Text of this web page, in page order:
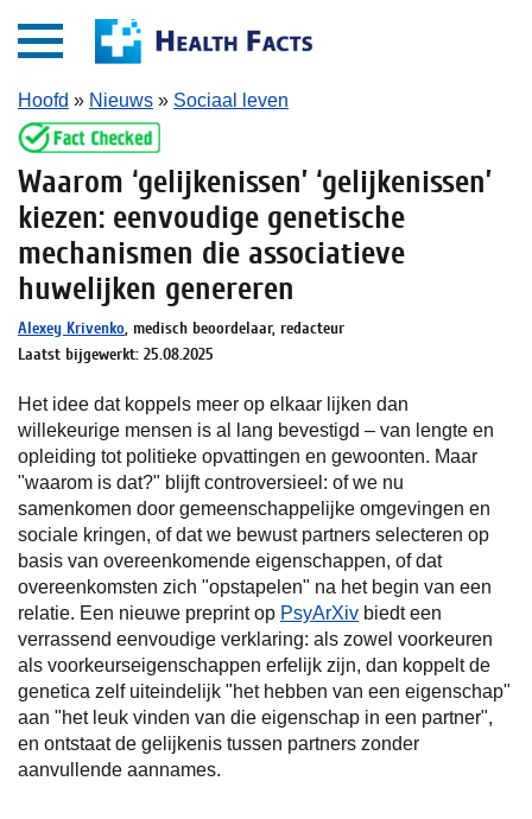
Hoofd » Nieuws » Sociaal leven
Waarom ‘gelijkenissen’ ‘gelijkenissen’
kiezen: eenvoudige genetische
mechanismen die associatieve
huwelijken genereren
Alexey Krivenko, medisch beoordelaar, redacteur
Laatst bijgewerkt: 25.08.2025
Het idee dat koppels meer op elkaar lijken dan
willekeurige mensen is al lang bevestigd – van lengte en
opleiding tot politieke opvattingen en gewoonten. Maar
"waarom is dat?" blijft controversieel: of we nu
samenkomen door gemeenschappelijke omgevingen en
sociale kringen, of dat we bewust partners selecteren op
basis van overeenkomende eigenschappen, of dat
overeenkomsten zich "opstapelen" na het begin van een
relatie. Een nieuwe preprint op PsyArXiv biedt een
verrassend eenvoudige verklaring: als zowel voorkeuren
als voorkeurseigenschappen erfelijk zijn, dan koppelt de
genetica zelf uiteindelijk "het hebben van een eigenschap"
aan "het leuk vinden van die eigenschap in een partner",
en ontstaat de gelijkenis tussen partners zonder
aanvullende aannames.